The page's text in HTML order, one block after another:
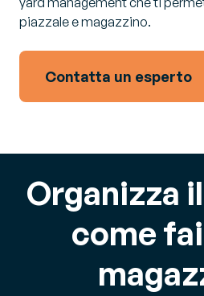
piazzale e magazzino.
Contatta un esperto
Organizza
come